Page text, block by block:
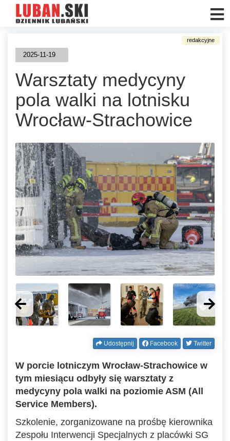
2025-11-19
Warsztaty medycyny
pola walki na lotnisku
Wrocław-Strachowice
Udostępnij Facebook Twitter
W porcie lotniczym Wrocław-Strachowice w
tym miesiącu odbyły się warsztaty z
medycyny pola walki na poziomie ASM (All
Service Members).
Szkolenie, zorganizowane na prośbę kierownika
Zespołu Interwencji Specjalnych z placówki SG